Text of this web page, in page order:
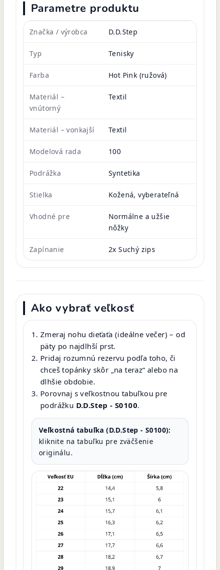
Parametre produktu
Značka / výrobca D.D.Step
Typ Tenisky
Farba Hot Pink (ružová)
Materiál –
vnútorný
Textil
Materiál – vonkajší Textil
Modelová rada 100
Podrážka Syntetika
Stielka Kožená, vyberateľná
Vhodné pre
Normálne a užšie
nôžky
Zapínanie 2x Suchý zips
Ako vybrať veľkosť
Zmeraj nohu dieťaťa (ideálne večer) – od
päty po najdlhší prst.
Pridaj rozumnú rezervu podľa toho, či
chceš topánky skôr „na teraz“ alebo na
dlhšie obdobie.
Porovnaj s veľkostnou tabuľkou pre
podrážku D.D.Step - S0100.
Veľkostná tabuľka (D.D.Step - S0100):
kliknite na tabuľku pre zväčšenie
originálu.